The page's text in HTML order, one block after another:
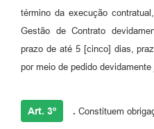
término da execução
Gestão de Contrato
prazo de até 5 [cinco] dias,
por meio de pedido devidamente
Art. 3º . Constituem